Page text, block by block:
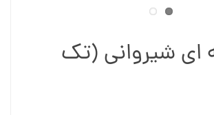
ای شیروانی (تک